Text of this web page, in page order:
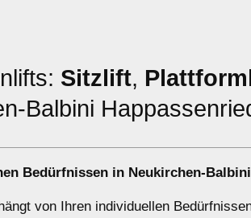
Sitzlift,
Balbini
Bedürfnissen in Neukirchen-
von Ihren individuellen